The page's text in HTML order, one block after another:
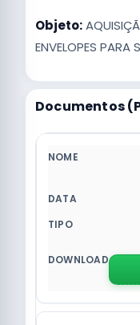
Objeto:
ENVELOPES PARA
Documentos